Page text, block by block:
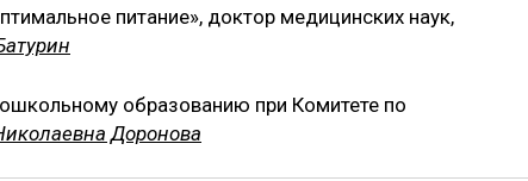
питание», доктор медицинских наук,
образованию при Комитете по
Доронова